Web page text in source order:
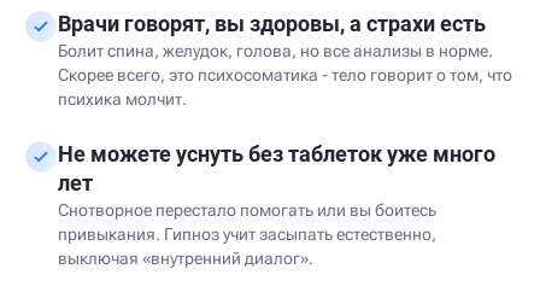
Врачи говорят, вы здоровы, а страхи есть
Болит спина, желудок, голова, но все анализы в норме.
Скорее всего, это психосоматика - тело говорит о том, что
психика молчит.
Не можете уснуть без таблеток уже много
лет
Снотворное перестало помогать или вы боитесь
привыкания. Гипноз учит засыпать естественно,
выключая «внутренний диалог».